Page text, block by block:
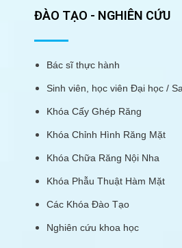
ĐÀO TẠO - NGHIÊN CỨU
Bác sĩ thực hành
Sinh viên, học viên Đại học /
Khóa Cấy Ghép Răng
Khóa Chỉnh Hình Răng Mặt
Khóa Chữa Răng Nội Nha
Khóa Phẫu Thuật Hàm Mặt
Các Khóa Đào Tạo
Nghiên cứu khoa học